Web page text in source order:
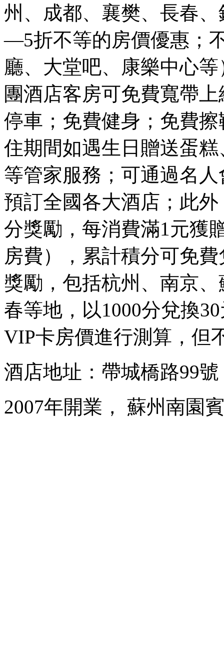
州、成都、襄樊、長春
—5折不等的房價優惠；
廳、大堂吧、康樂中心
團酒店客房可免費寬帶
停車；免費健身；免費
住期間如遇生日贈送蛋
等管家服務；可通過名
預訂全國各大酒店；此
分獎勵，每消費滿1元獲
房費），累計積分可免
獎勵，包括杭州、南京
春等地，以1000分兌換
VIP卡房價進行測算，但
酒店地址：帶城橋路99
2007年開業， 蘇州南